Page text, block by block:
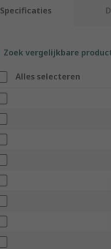
Specificaties
Zoek vergelijkbare
Alles selecteren